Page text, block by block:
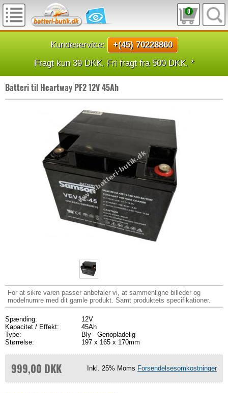
0
Kundeservice:
+(45) 70228860
Fragt kun 39 DKK. Fri fragt fra 500 DKK. *
Batteri til Heartway PF2 12V 45Ah
For at sikre varen passer anbefaler vi, at sammenligne billeder og
modelnumre med dit gamle produkt. Samt produktets specifikationer.
Spænding:
12V
Kapacitet / Effekt:
45Ah
Type:
Bly - Genopladelig
Størrelse:
197 x 165 x 170mm
999,00 DKK Inkl. 25% Moms Forsendelsesomkostninger